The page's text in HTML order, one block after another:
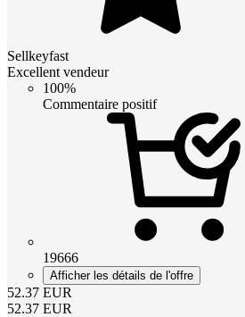
Sellkeyfast
Excellent vendeur
100%
Commentaire positif
19666
Afficher les détails de l'offre
52.37 EUR
52.37 EUR